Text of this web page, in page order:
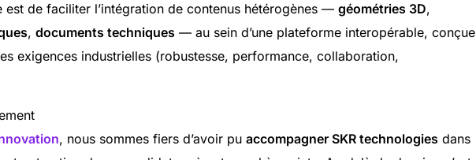
est de faciliter l’intégration de contenus hétérogènes — géométries 3D,
, documents techniques— au sein d’une plateforme interopérable, conçue
exigences industrielles (robustesse, performance, collaboration,
, nous sommes fiers d’avoir pu accompagner SKR technologiesdans